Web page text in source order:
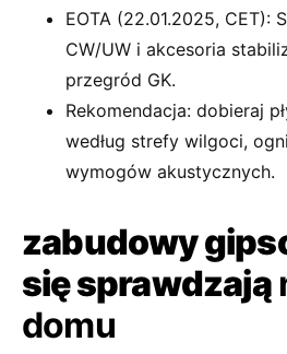
EOTA (22.01.2025, CET):
CW/UW i akcesoria
przegród GK.
Rekomendacja: dobieraj
według strefy wilgoci,
wymogów akustycznych.
zabudowy
się sprawdzają
domu